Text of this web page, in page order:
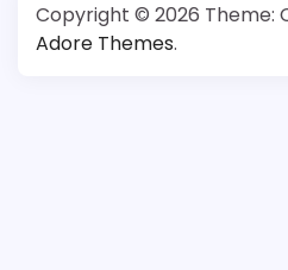
Copyright © 2026 Theme:
Adore Themes.